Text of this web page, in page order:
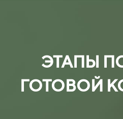
ЭТАПЫ
ГОТОВОЙ